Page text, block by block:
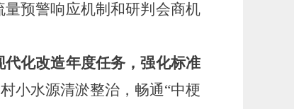
预警响应机制和研判会商机
化改造年度任务，强化标准
小水源清淤整治，畅通“中梗